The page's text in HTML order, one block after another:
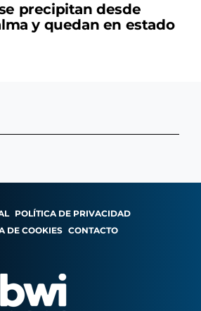
precipitan desde
y quedan en estado
POLÍTICA DE PRIVACIDAD
DE COOKIES CONTACTO